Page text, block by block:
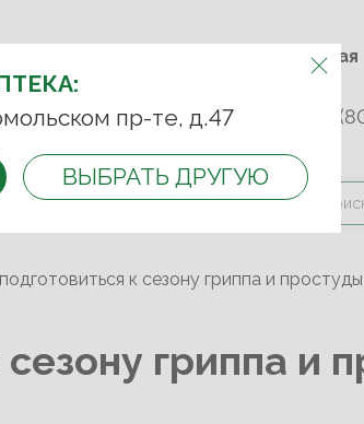
м.Фрунзенская м.Спортивная
Комсомольский пр-т, д. 47
пр-те, д.47
ВЫБРАТЬ ДРУГУЮ
45 93 +7 (499) 242-90-85 8
Контакты Акции
к сезону гриппа и
гриппа и